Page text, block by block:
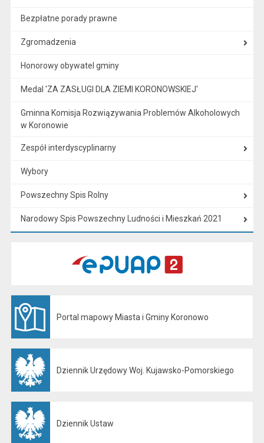
Bezpłatne porady prawne
Zgromadzenia
Honorowy obywatel gminy
Medal 'ZA ZASŁUGI DLA ZIEMI KORONOWSKIEJ'
Gminna Komisja Rozwiązywania Problemów Alkoholowych
w Koronowie
Zespół interdyscyplinarny
Wybory
Powszechny Spis Rolny
Narodowy Spis Powszechny Ludności i Mieszkań 2021
Portal mapowy Miasta i Gminy Koronowo
Dziennik Urzędowy Woj. Kujawsko-Pomorskiego
Dziennik Ustaw